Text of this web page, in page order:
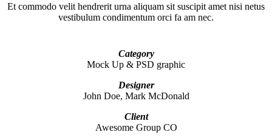
Et commodo velit hendrerit urna aliquam sit suscipit amet nisi netus
vestibulum condimentum orci fa am nec.
Category
Mock Up & PSD graphic
Designer
John Doe, Mark McDonald
Client
Awesome Group CO